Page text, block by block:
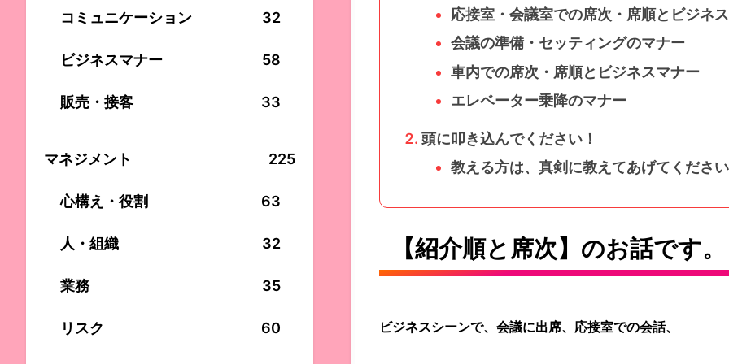
応接室・会議室での席次・席順とビジネ
会議の準備・セッティングのマナー
車内での席次・席順とビジネスマナー
エレベーター乗降のマナー
頭に叩き込んでください！
教える方は、真剣に教えてあげてくださ
【紹介順と席次】のお話です。
ビジネスシーンで、会議に出席、応接室での会話、
コミュニケーション 32
ビジネスマナー 58
販売・接客 33
マネジメント 225
心構え・役割 63
人・組織 32
業務 35
リスク 60